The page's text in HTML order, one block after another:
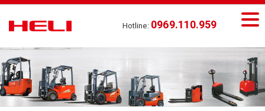
Hotline: 0969.110.959